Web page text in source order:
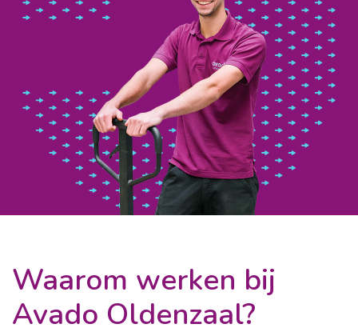
Waarom werken bij
Avado Oldenzaal?